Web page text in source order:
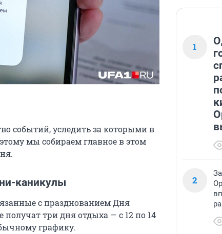
событий, уследить за которыми в
мы собираем главное в этом
каникулы
с празднованием Дня
три дня отдыха — с 12 по 14
графику.
1
2